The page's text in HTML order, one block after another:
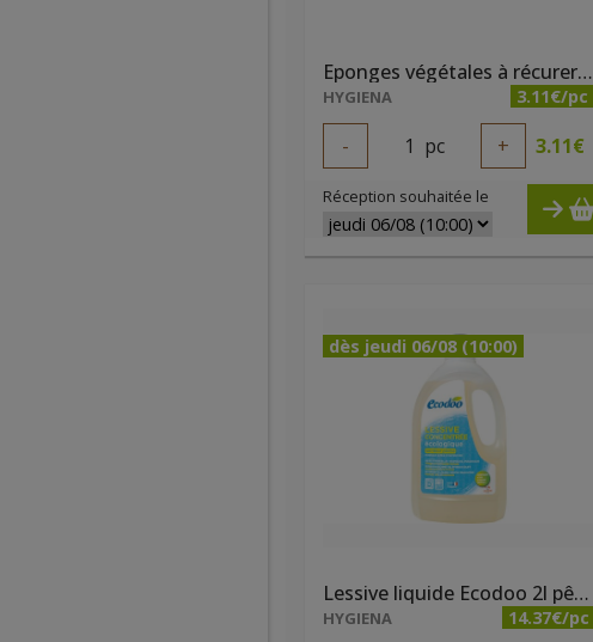
Eponges végétales à récurer x 2 Ecodoo
HYGIENA 3.11€/pc
- 1 pc + 3.11€
Réception souhaitée le
dès jeudi 06/08 (10:00)
Lessive liquide Ecodoo 2l pêche
HYGIENA 14.37€/pc